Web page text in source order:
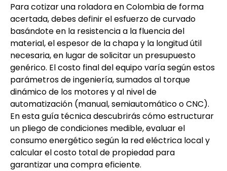
Para cotizar una roladora en Colombia de forma
acertada, debes definir el esfuerzo de curvado
basándote en la resistencia a la fluencia del
material, el espesor de la chapa y la longitud útil
necesaria, en lugar de solicitar un presupuesto
genérico. El costo final del equipo varía según estos
parámetros de ingeniería, sumados al torque
dinámico de los motores y al nivel de
automatización (manual, semiautomático o CNC).
En esta guía técnica descubrirás cómo estructurar
un pliego de condiciones medible, evaluar el
consumo energético según la red eléctrica local y
calcular el costo total de propiedad para
garantizar una compra eficiente.